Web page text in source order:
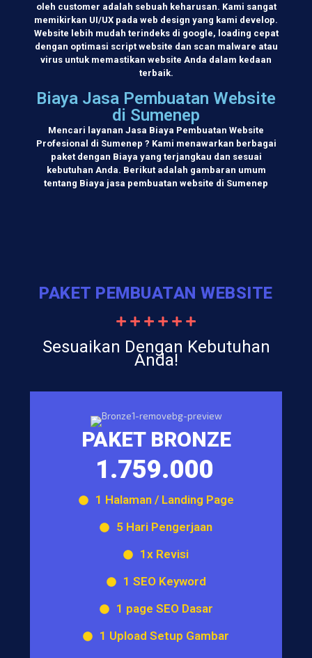
oleh customer adalah sebuah keharusan. Kami sangat
memikirkan UI/UX pada web design yang kami develop.
Website lebih mudah terindeks di google, loading cepat
dengan optimasi script website dan scan malware atau
virus untuk memastikan website Anda dalam kedaan
terbaik.
Biaya Jasa Pembuatan Website
di Sumenep
Mencari layanan Jasa Biaya Pembuatan Website
Profesional di Sumenep ? Kami menawarkan berbagai
paket dengan Biaya yang terjangkau dan sesuai
kebutuhan Anda. Berikut adalah gambaran umum
tentang Biaya jasa pembuatan website di Sumenep
PAKET PEMBUATAN WEBSITE
Sesuaikan Dengan Kebutuhan
Anda!
PAKET BRONZE
1.759.000
1 Halaman / Landing Page
5 Hari Pengerjaan
1x Revisi
1 SEO Keyword
1 page SEO Dasar
1 Upload Setup Gambar